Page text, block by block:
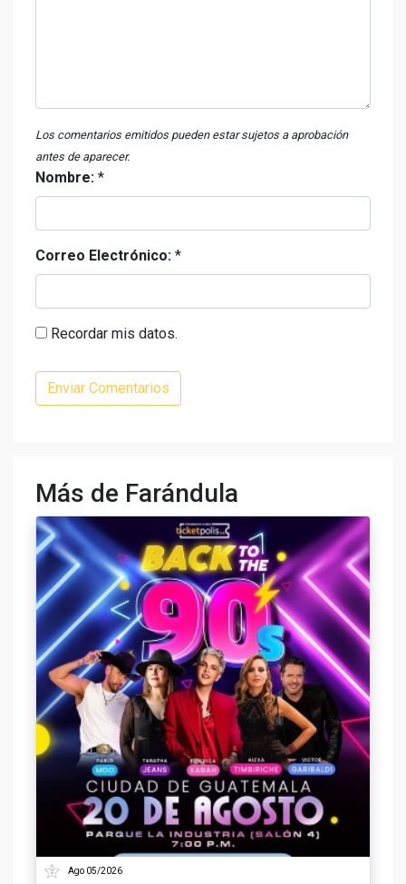
Los comentarios emitidos pueden estar sujetos a aprobación
antes de aparecer.
Nombre: *
Correo Electrónico: *
Recordar mis datos.
Más de Farándula
Ago 05/2026